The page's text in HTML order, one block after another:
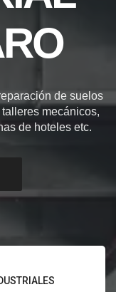
de suelos
mecánicos,
de hoteles etc.